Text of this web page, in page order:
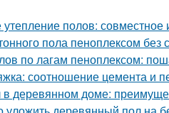
полов: совместное
пола пеноплексом без
по лагам пеноплексом:
соотношение цемента и
деревянном доме: